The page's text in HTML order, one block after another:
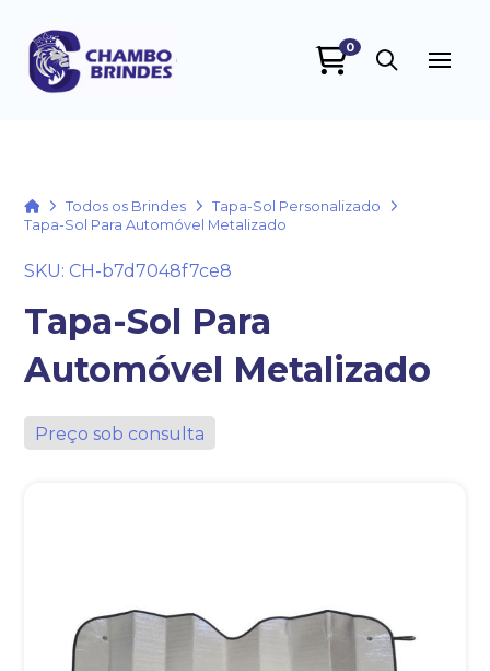
0
HomeTodos os Brindes
Tapa-Sol Personalizado
Tapa-Sol Para Automóvel Metalizado
SKU: CH-b7d7048f7ce8
Tapa-Sol Para
Automóvel Metalizado
Preço sob consulta
sua privacidade, utilizaremos seus dados apenas para fins
de marketing. Você pode alterar suas preferências a
qualquer momento.